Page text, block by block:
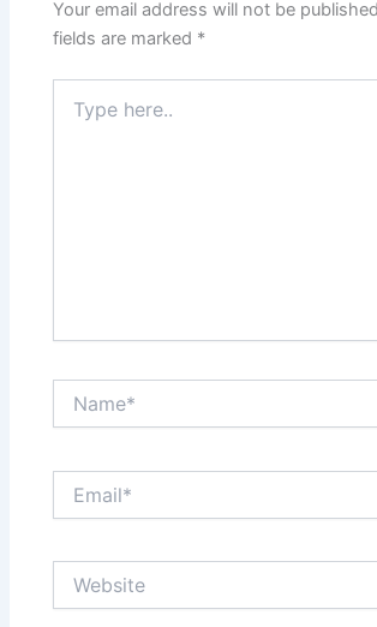
Your email address will not be
fields are marked *
here..